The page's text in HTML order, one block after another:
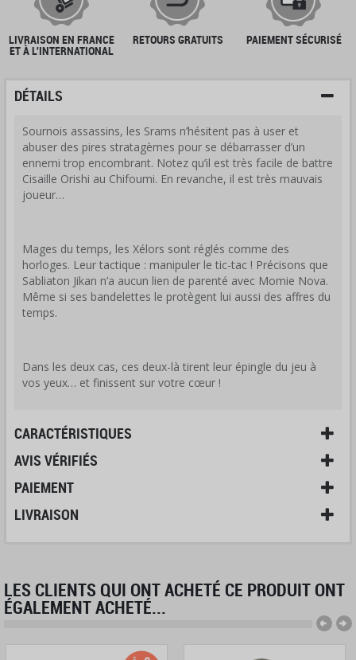
LIVRAISON EN FRANCE
ET À L'INTERNATIONAL
RETOURS GRATUITS PAIEMENT SÉCURISÉ
DÉTAILS
Sournois assassins, les Srams n’hésitent pas à user et
abuser des pires stratagèmes pour se débarrasser d’un
ennemi trop encombrant. Notez qu’il est très facile de battre
Cisaille Orishi au Chifoumi. En revanche, il est très mauvais
joueur…
Mages du temps, les Xélors sont réglés comme des
horloges. Leur tactique : manipuler le tic-tac ! Précisons que
Sabliaton Jikan n’a aucun lien de parenté avec Momie Nova.
Même si ses bandelettes le protègent lui aussi des affres du
temps.
Dans les deux cas, ces deux-là tirent leur épingle du jeu à
vos yeux… et finissent sur votre cœur !
CARACTÉRISTIQUES
AVIS VÉRIFIÉS
PAIEMENT
LIVRAISON
LES CLIENTS QUI ONT ACHETÉ CE PRODUIT ONT
ÉGALEMENT ACHETÉ...